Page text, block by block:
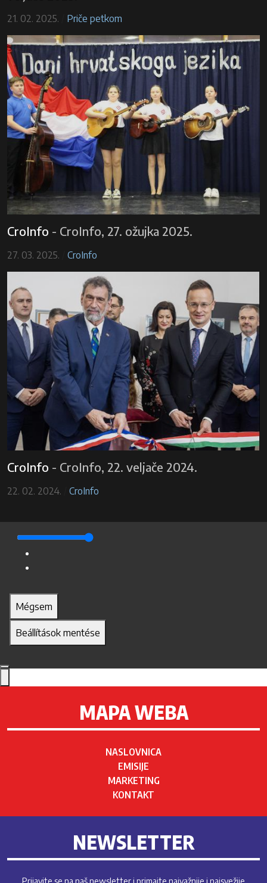
21. 02. 2025. Priče petkom
CroInfo - CroInfo, 27. ožujka 2025.
27. 03. 2025. CroInfo
CroInfo - CroInfo, 22. veljače 2024.
22. 02. 2024. CroInfo
Mégsem
Beállítások mentése
MAPA WEBA
NASLOVNICA
EMISIJE
MARKETING
KONTAKT
NEWSLETTER
Prijavite se na naš newsletter i primajte najvažnije i najsvežije